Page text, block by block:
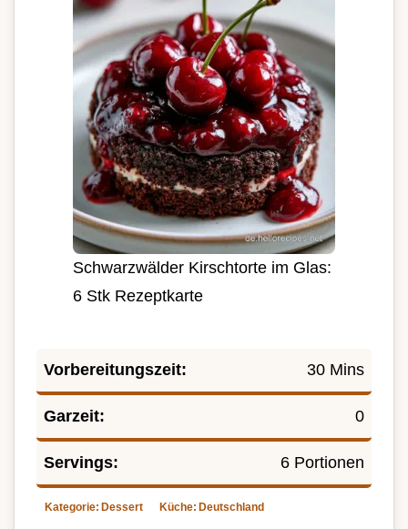
Schwarzwälder Kirschtorte im Glas:
6 Stk Rezeptkarte
Vorbereitungszeit: 30 Mins
Garzeit: 0
Servings: 6 Portionen
Kategorie: Dessert Küche: Deutschland